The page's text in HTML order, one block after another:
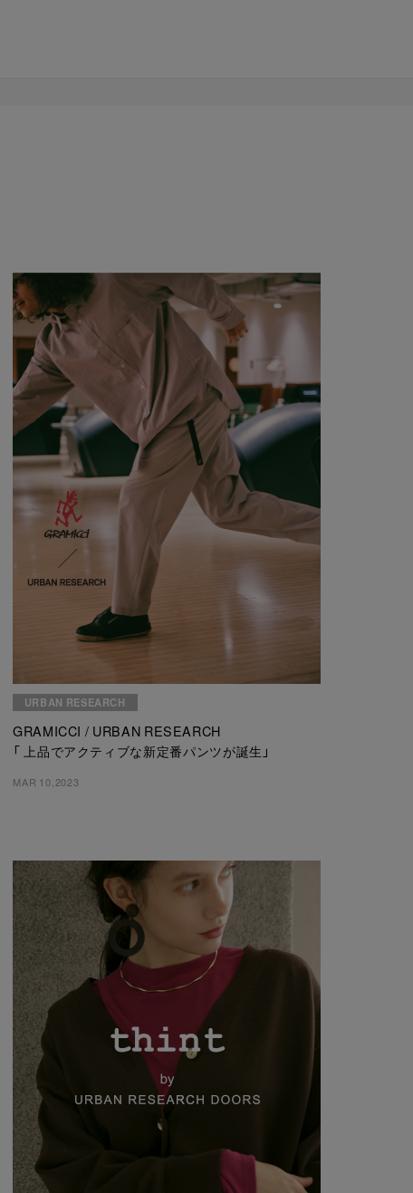
URBAN RESEARCH
GRAMICCI / URBAN RESEARCH
「 上品でアクティブな新定番パンツが誕生」
MAR 10,2023